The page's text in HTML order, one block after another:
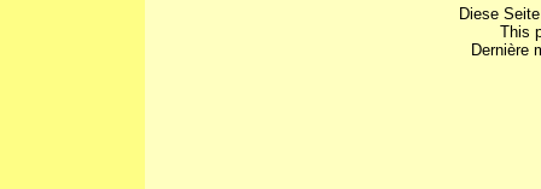
Diese
This
Dernière